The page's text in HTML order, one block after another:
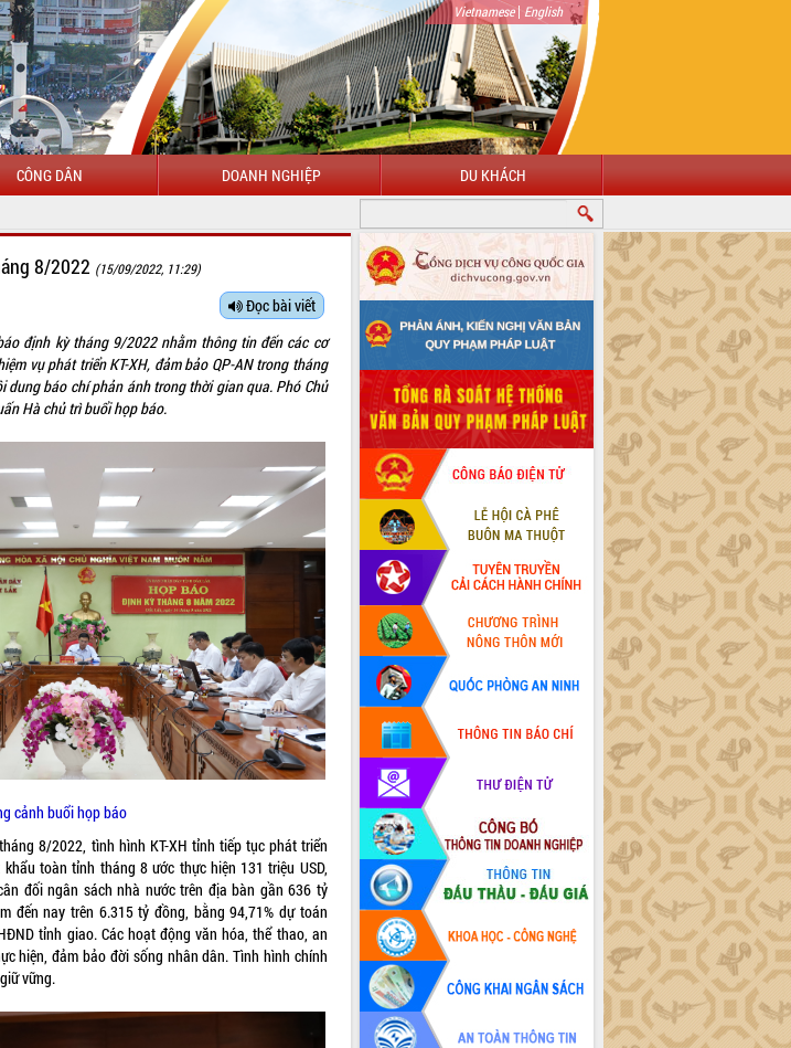
Vietnamese| English
CÔNG DÂN DOANH NGHIỆP DU KHÁCH
8/2022 (15/09/2022, 11:29)
Đọc bài viết
định kỳ tháng 9/2022 nhằm thông tin đến các cơ
vụ phát triển KT-XH, đảm bảo QP-AN trong tháng
báo chí phản ánh trong thời gian qua. Phó Chủ
Hà chủ trì buổi họp báo.
cảnh buổi họp báo
8/2022, tình hình KT-XH tỉnh tiếp tục phát triển
toàn tỉnh tháng 8 ước thực hiện 131 triệu USD,
đối ngân sách nhà nước trên địa bàn gần 636 tỷ
đến nay trên 6.315 tỷ đồng, bằng 94,71% dự toán
tỉnh giao. Các hoạt động văn hóa, thể thao, an
hiện, đảm bảo đời sống nhân dân. Tình hình chính
vững.